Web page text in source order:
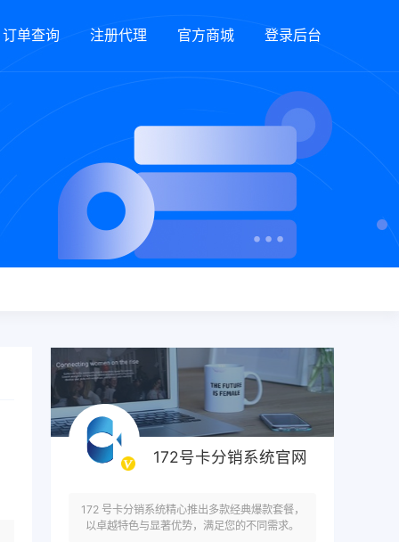
订单查询 注册代理 官方商城 登录后台
172号卡分销系统官网
172 号卡分销系统精心推出多款经典爆款套餐，
以卓越特色与显著优势，满足您的不同需求。